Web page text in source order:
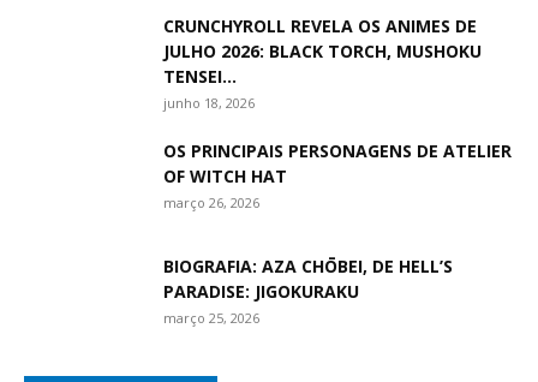
CRUNCHYROLL REVELA OS ANIMES DE
JULHO 2026: BLACK TORCH, MUSHOKU
TENSEI...
junho 18, 2026
OS PRINCIPAIS PERSONAGENS DE ATELIER
OF WITCH HAT
março 26, 2026
BIOGRAFIA: AZA CHŌBEI, DE HELL’S
PARADISE: JIGOKURAKU
março 25, 2026